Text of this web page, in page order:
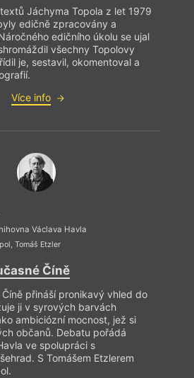
Jáchyma Topola z let 1979
edičně zpracovány a
edičního úkolu se ujal
všechny Topolovy
je, sestavil, okomentoval a
Více info
Václava Havla
,Tomáš Etzler
Číně
přináší pronikavý vhled do
ji v syrových barvách
ambiciózní mocnost, jež si
občanů. Debatu pořádá
ve spolupráci s
S Tomášem Etzlerem